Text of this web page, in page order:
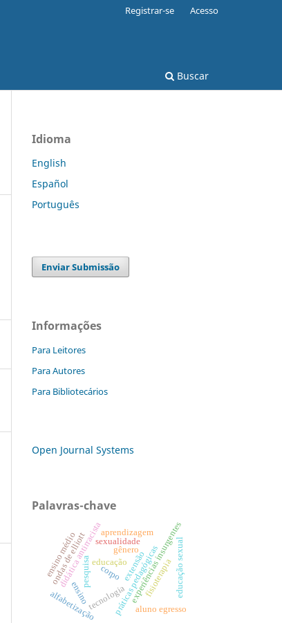
Buscar
Registrar-se Acesso
Idioma
English
Español
Português
Enviar Submissão
Informações
Para Leitores
Para Autores
Para Bibliotecários
Open Journal Systems
Palavras-chave
educação
corpo
ensino
pesquisa extensão
práticas pedagógicas
didática antirracista experiências insurgentes
aluno egresso
fisioterapia
alfabetização
educação sexual
gênero
sexualidade
tecnologia
aprendizagem
ondas de elliott
ensino médio